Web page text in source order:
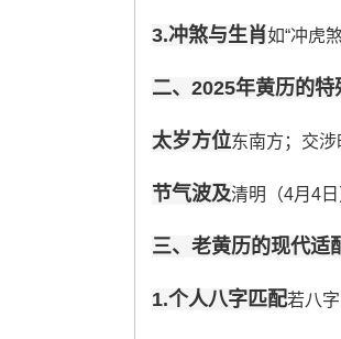
3.冲煞与生肖如“冲虎
二、2025年黄历的特
太岁方位东南方；交
节气波及清明（4月4
三、老黄历的现代适
1.个人八字匹配若八